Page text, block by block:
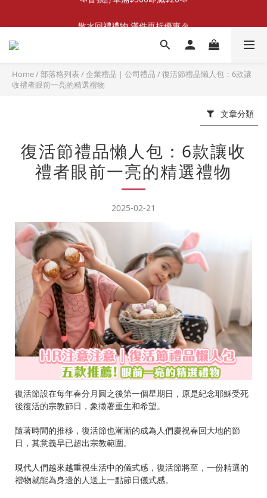
📦折後付款滿$300免運費 （香港、澳門）
Home/部落格列表 /企業禮品｜公司禮品 /復活節禮品懶人包：6款讓
收禮者眼前一亮的精選禮物
文章分類
復活節禮品懶人包：6款讓收
禮者眼前一亮的精選禮物
2025-02-21
復活節設在每年春分月圓之後第一個星期日，原是紀念耶穌受死
後復活的宗教節日，象徵著重生和希望。
隨著時間的推移，復活節也漸漸的成為人們慶祝春回大地的節
日，其意義早已超出宗教範圍。
現代人們越來越重視生活中的儀式感，復活節將至，一份精選的
禮物就能為身邊的人送上一點節日儀式感。